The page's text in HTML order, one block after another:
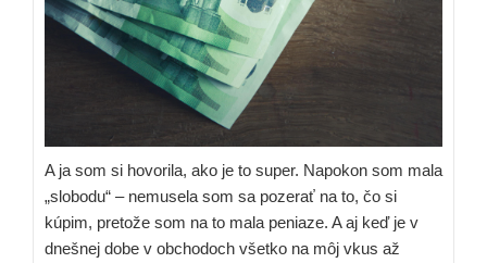
A ja som si hovorila, ako je to super. Napokon som mala
„slobodu“ – nemusela som sa pozerať na to, čo si
kúpim, pretože som na to mala peniaze. A aj keď je v
dnešnej dobe v obchodoch všetko na môj vkus až